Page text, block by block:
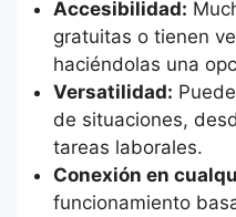
Accesibilidad:
gratuitas o tienen
haciéndolas una
Versatilidad:
de situaciones,
tareas laborales.
Conexión en
funcionamiento